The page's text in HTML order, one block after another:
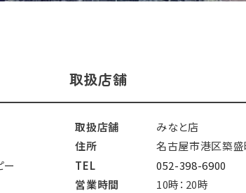
ー
取扱店舗
取扱店舗
みなと店
住所
名古屋市港区築盛
TEL
052-398-6900
営業時間
10時：20時